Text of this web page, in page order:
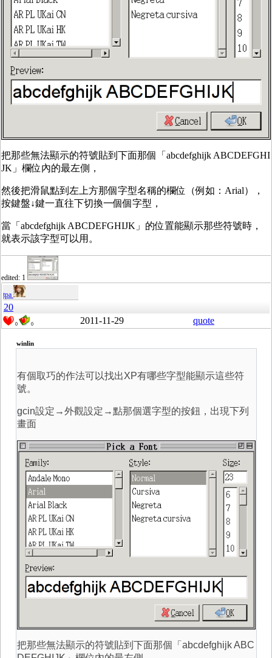
把那些無法顯示的符號貼到下面那個「abcdefghijk ABCDEFGHI
JK」欄位內的最左側，
然後把滑鼠點到左上方那個字型名稱的欄位（例如：Arial），
按鍵盤↓鍵一直往下切換一個個字型，
當「abcdefghijk ABCDEFGHIJK」的位置能顯示那些符號時，
就表示該字型可以用。
edited: 1
tpa
20
0 0 2011-11-29 quote
winlin
有個取巧的作法可以找出XP有哪些字型能顯示這些符
號。
gcin設定→外觀設定→點那個選字型的按鈕，出現下列
畫面
把那些無法顯示的符號貼到下面那個「abcdefghijk ABC